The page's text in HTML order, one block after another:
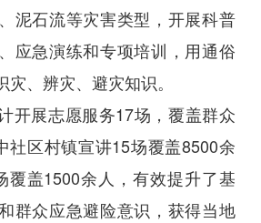
泥石流等灾害类型，开展科普
应急演练和专项培训，用通俗
、辨灾、避灾知识。
开展志愿服务17场，覆盖群众
社区村镇宣讲15场覆盖8500余
覆盖1500余人，有效提升了基
群众应急避险意识，获得当地